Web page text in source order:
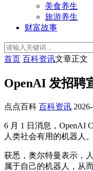
美食养生
旅游养生
财富故事
首页 百科资讯文章正文
OpenAI 发招聘
点点百科 百科资讯
6 月 1 日消息，OpenAI
人类社会有用的机器人。
获悉，奥尔特曼表示，
属于自己的机器人，从